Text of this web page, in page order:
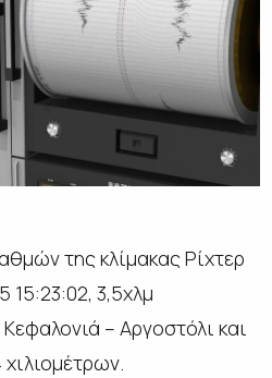
της κλίμακας Ρίχτερ
15:23:02, 3,5χλμ
– Αργοστόλι και